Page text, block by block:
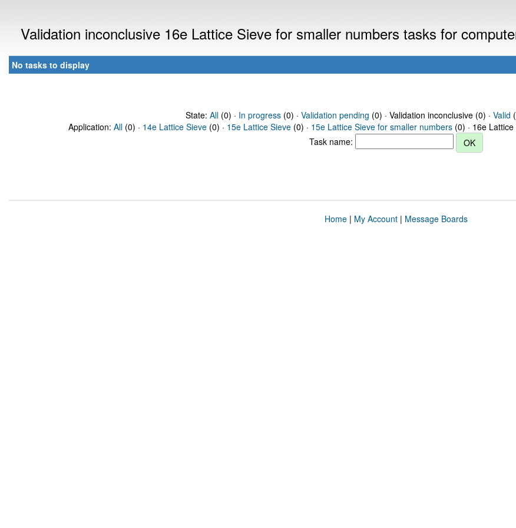
Validation inconclusive 16e Lattice Sieve for smaller numbers tasks for
No tasks to display
State: All(0) · In progress(0) · Validation pending (0) · Validation inconclusive (0) · Valid
Application: All (0) · 14e Lattice Sieve (0) · 15e Lattice Sieve (0) · 15e Lattice Sieve for smaller numbers (0) · 16e
Task name:
Home| My Account| Message Boards